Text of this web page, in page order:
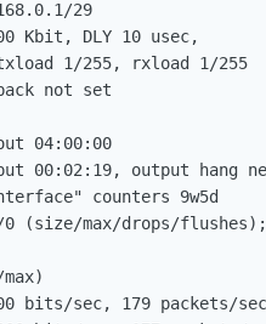
29
Kbit, DLY 10 usec,
1/255, rxload 1/255
not set
04:00:00
00:02:19, output hang
counters 9w5d
(size/max/drops/
bits/sec, 179 packets/sec